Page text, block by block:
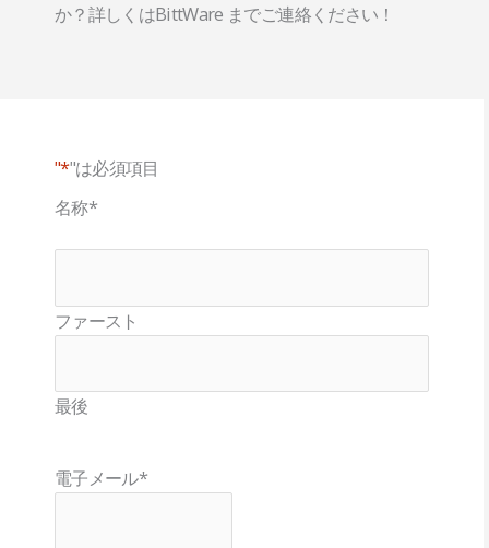
か？詳しくはBittWare までご連絡ください！
"*"は必須項目
名称*
ファースト
最後
電子メール*